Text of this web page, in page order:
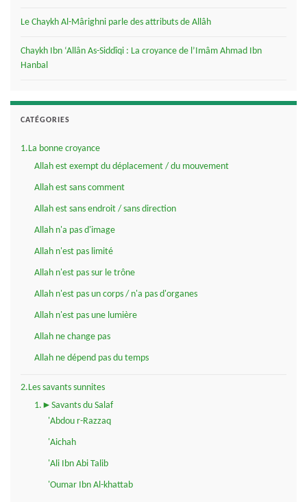
Le Chaykh Al-Mârighni parle des attributs de Allâh
Chaykh Ibn ‘Allân As-Siddîqi : La croyance de l’Imâm Ahmad Ibn
Hanbal
CATÉGORIES
1.La bonne croyance
Allah est exempt du déplacement / du mouvement
Allah est sans comment
Allah est sans endroit / sans direction
Allah n'a pas d'image
Allah n'est pas limité
Allah n'est pas sur le trône
Allah n'est pas un corps / n'a pas d'organes
Allah n'est pas une lumière
Allah ne change pas
Allah ne dépend pas du temps
2.Les savants sunnites
1.►Savants du Salaf
'Abdou r-Razzaq
'Aichah
'Ali Ibn Abi Talib
'Oumar Ibn Al-khattab